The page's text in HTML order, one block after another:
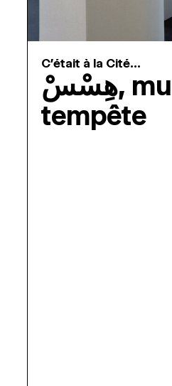
C'était à la Cité...
هِسْسْ, murmures de
tempête